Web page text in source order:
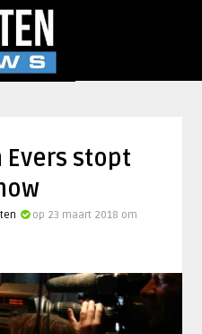
Evers stopt
op 23 maart 2018 om